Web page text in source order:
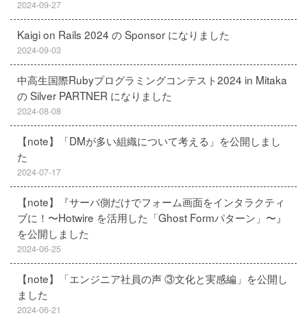
2024-09-27
Kaigi on Rails 2024 の Sponsor になりました
2024-09-03
中高生国際Rubyプログラミングコンテスト2024 in Mitaka
の Silver PARTNER になりました
2024-08-08
【note】「DMが多い組織について考える」を公開しまし
た
2024-07-17
【note】『サーバ側だけでフォーム画面をインタラクティ
ブに！〜Hotwire を活用した「Ghost Formパターン」〜』
を公開しました
2024-06-25
【note】「エンジニア社員の声 ③文化と実感編」を公開し
ました
2024-06-21